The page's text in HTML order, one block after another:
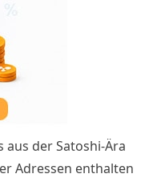
der Satoshi-Ära
Adressen enthalten